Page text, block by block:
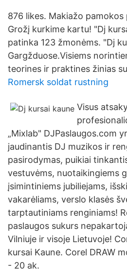
876 likes. Makiažo pamokos
Grožį kurkime kartu! "Dj
patinka 123 žmonėms. "Dj
Gargžduose.Visiems
teorines ir praktines žinias
Romersk soldat rustning
Visus
„Mixlab" DJPaslaugos.com
jaudinantis DJ muzikos ir
pasirodymas, puikiai
vestuvėms, nuotaikingiems
įsimintiniems jubiliejams,
vakarėliams, verslo klasės
tarptautiniams renginiams!
paslaugos sukurs
Vilniuje ir visoje Lietuvoje!
kursai Kaune. Corel DRAW
- 20 ak.